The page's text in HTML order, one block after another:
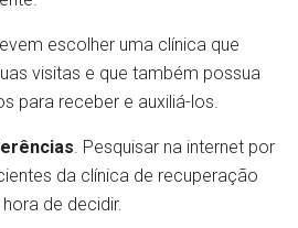
escolher uma clínica que
visitas e que também possua
para receber e auxiliá-los.
. Pesquisar na internet por
da clínica de recuperação
de decidir.